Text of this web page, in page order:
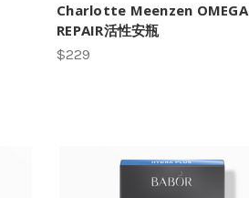
Charlotte Meenzen OMEGA
REPAIR活性安瓶
$229